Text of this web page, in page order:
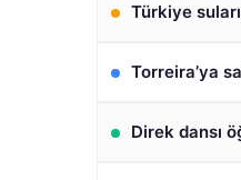
Türkiye
Torreira’ya
Direk dansı